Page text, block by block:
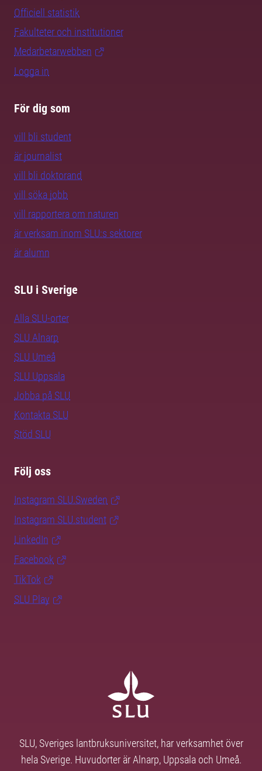
Officiell statistik
Fakulteter och institutioner
Medarbetarwebben
Logga in
För dig som
vill bli student
är journalist
vill bli doktorand
vill söka jobb
vill rapportera om naturen
är verksam inom SLU:s sektorer
är alumn
SLU i Sverige
Alla SLU-orter
SLU Alnarp
SLU Umeå
SLU Uppsala
Jobba på SLU
Kontakta SLU
Stöd SLU
Följ oss
Instagram SLU.Sweden
Instagram SLU.student
LinkedIn
Facebook
TikTok
SLU Play
SLU, Sveriges lantbruksuniversitet, har verksamhet över
hela Sverige. Huvudorter är Alnarp, Uppsala och Umeå.